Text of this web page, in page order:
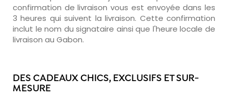
confirmation de livraison vous est envoyée dans les
3 heures qui suivent la livraison. Cette confirmation
inclut le nom du signataire ainsi que l'heure locale de
livraison au Gabon.
DES CADEAUX CHICS, EXCLUSIFS ET SUR-
MESURE